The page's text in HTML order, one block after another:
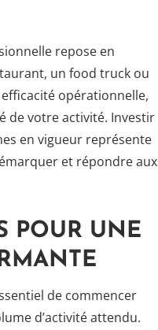
repose en
un food truck ou
opérationnelle,
de votre activité. Investir
en vigueur représente
et répondre aux
POUR UNE
de commencer
d’activité attendu.